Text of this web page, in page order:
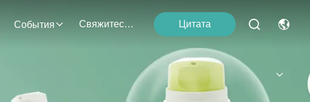
События Свяжитесь Мы Цитата